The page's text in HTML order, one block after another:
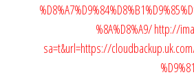
%8A%D8%A9/http://
sa=t&url=https://